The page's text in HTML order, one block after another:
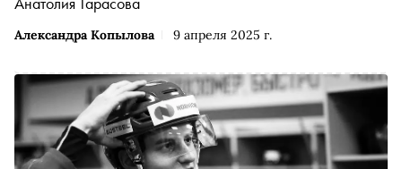
Александра Копылова 9 апреля 2025 г.